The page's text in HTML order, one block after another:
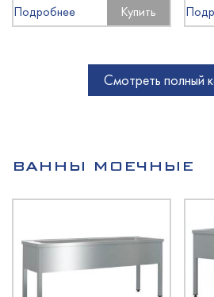
Подробнее Купить
Смотреть полный
ВАННЫ МОЕЧНЫЕ